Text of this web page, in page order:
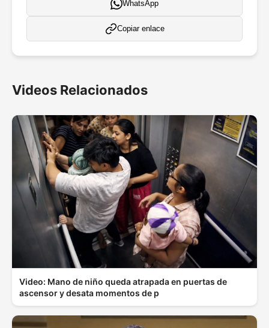
WhatsApp
Copiar enlace
Videos Relacionados
Video: Mano de niño queda atrapada en puertas de
ascensor y desata momentos de p